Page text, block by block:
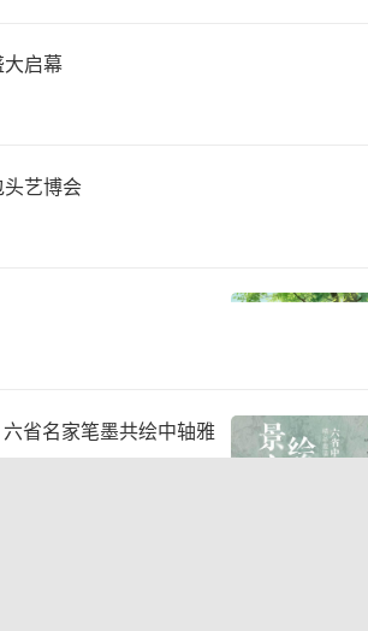
破瓶颈、补齐短
有待进一步普
馆异地展出方面
策展运营、公共教
力度有待加大，
用等。
启幕
艺博会
省名家笔墨共绘中轴雅